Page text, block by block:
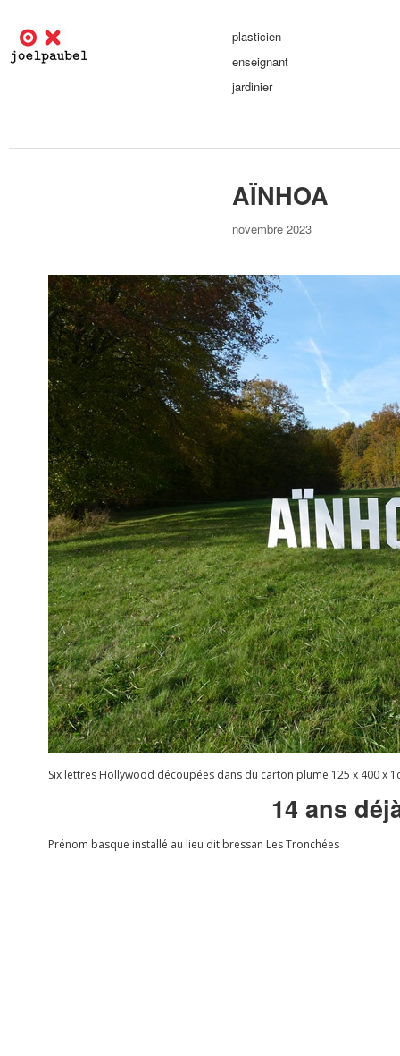
plasticien
enseignant
jardinier
AÏNHOA
novembre 2023
Six lettres Hollywood découpées dans du carton plume 125 x 400 x
14 ans
Prénom basque installé au lieu dit bressan Les Tronchées